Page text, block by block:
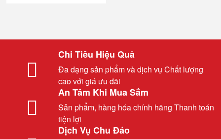
Chi Tiêu Hiệu Quả
Đa dạng sản phẩm và dịch vụ Chất lượng
cao với giá ưu đãi
An Tâm Khi Mua Sắm
Sản phẩm, hàng hóa chính hãng Thanh toán
tiện lợi
Dịch Vụ Chu Đáo